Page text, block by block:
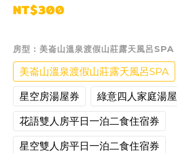
NT$300
房型 : 美崙山溫泉渡假山莊露天風呂SPA
美崙山溫泉渡假山莊露天風呂SPA
星空房湯屋券 綠意四人家庭湯屋
花語雙人房平日一泊二食住宿券
星空雙人房平日一泊二食住宿券